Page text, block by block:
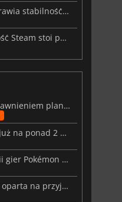
Nowa aktualizacja w Palworld poprawia stabilność Sunreach i walk z bossami
Projekt Helix znów w grze, przyszłość Steam stoi pod znakiem zapytania
MARVEL Tōkon debiutuje wraz z ujawnieniem planu rozwoju na pierwszy rok
Resident Evil: Veronica znalazł się już na ponad 2 milionach list życzeń
Beast of Reincarnation: twórcy serii gier Pokémon wkraczają na nową ścieżkę
Big Walk już w sprzedaży – podróż oparta na przyjaźni